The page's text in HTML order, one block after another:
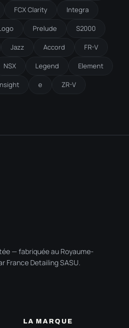
FCX Clarity Integra
Prelude S2000
Jazz Accord FR-V
NSX Legend Element
e ZR-V
— fabriquée au Royaume-
France Detailing SASU.
LA MARQUE